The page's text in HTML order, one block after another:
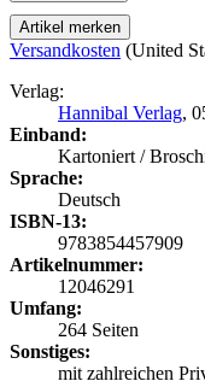
Artikel merken
Versandkosten (United
Verlag:
Hannibal Verlag,
Einband:
Kartoniert /
Sprache:
Deutsch
ISBN-13:
9783854457909
Artikelnummer:
12046291
Umfang:
264 Seiten
Sonstiges:
mit zahlreichen